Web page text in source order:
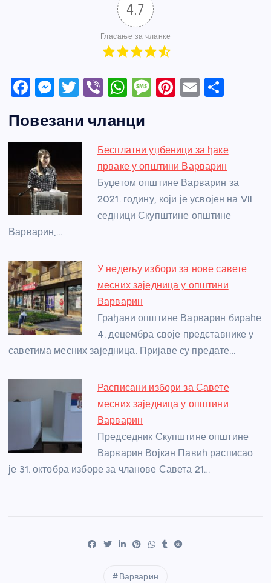
4.7
Гласање за чланке
F
c
e
b
o
o
M
ss
e
n
g
er
T
itt
er
Vi
er
W
at
s
A
p
p
M
a
g
e
Pi
e
st
E
e
Повезани чланци
Бесплатни уџбеници за ђаке
прваке у општини Варварин
Буџетом општине Варварин за
2021. годину, који је усвојен на VII
седници Скупштине општине
Варварин,…
У недељу избори за нове савете
месних заједница у општини
Варварин
Грађани општине Варварин бираће
4. децембра своје представнике у
саветима месних заједница. Пријаве су предате…
Расписани избори за Савете
месних заједница у општини
Варварин
Председник Скупштине општине
Варварин Војкан Павић расписао
је 31. октобра изборе за чланове Савета 21…
Варварин